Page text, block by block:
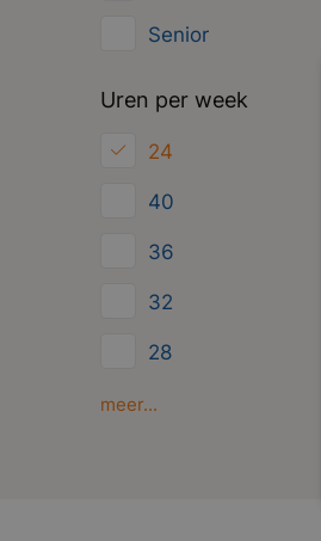
Senior
Uren per week
24
40
36
32
28
Minder dan 24
meer...